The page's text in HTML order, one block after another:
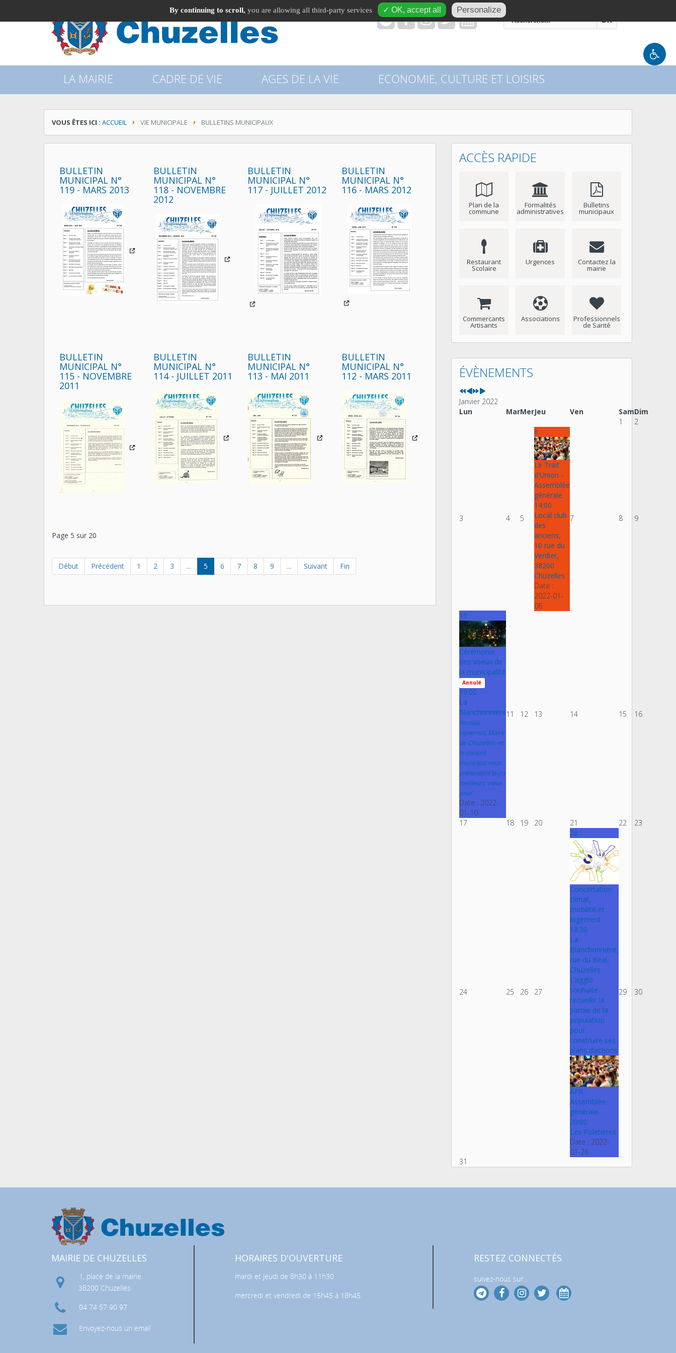
recherche
OK
LA MAIRIE CADRE DE VIE AGES DE LA VIE ECONOMIE, CULTURE ET LOISIRS
VOUS ÊTES ICI : ACCUEIL VIE MUNICIPALE BULLETINS MUNICIPAUX
BULLETIN
MUNICIPAL N°
119 - MARS 2013
BULLETIN
MUNICIPAL N°
118 - NOVEMBRE
2012
BULLETIN
MUNICIPAL N°
117 - JUILLET 2012
BULLETIN
MUNICIPAL N°
116 - MARS 2012
BULLETIN
MUNICIPAL N°
115 - NOVEMBRE
2011
BULLETIN
MUNICIPAL N°
114 - JUILLET 2011
BULLETIN
MUNICIPAL N°
113 - MAI 2011
BULLETIN
MUNICIPAL N°
112 - MARS 2011
Page 5 sur 20
Début Précédent 1 2 3 ... 5 6 7 8 9 ... Suivant Fin
ACCÈS RAPIDE
Plan de la
commune
Formalités
administratives
Bulletins
municipaux
Restaurant
Scolaire
Urgences Contactez la
mairie
Commercants
Artisants
Associations Professionnels
de Santé
ÉVÈNEMENTS
Année
précédente
Mois
précédent
Année
suivante
Mois
suivant
Janvier 2022
Lun
MarMerJeu Ven SamDim
1
2
3 4 5
6
Le Trait
d'Union -
Assemblée
générale
14:00
Local club
des
anciens,
10 rue du
Verdier,
38200
Chuzelles
Date :
2022-01-
06
7 8 9
10
Cérémonie
des voeux de
la municipalité
Annulé
19:00
La
Blanchonnière
Nicolas
Hyvernat, Maire
de Chuzelles, et
le conseil
municipal vous
présentent leurs
meilleurs vœux
pour
Date : 2022-
01-10
11 12 13 14 15 16
17 18 19 20 21 22 23
24 25 26 27
28
Concertation
climat,
mobilité et
logement
18:30
La
Blanchonnière,
rue du Béal,
Chuzelles
L’agglo
souhaite
recueillir la
parole de la
population
pour
construire ses
plans d’actions
AFR :
Assemblée
générale
20:00
Les Poletières
Date : 2022-
01-28
29 30
31
MAIRIE DE CHUZELLES
1, place de la mairie
38200 Chuzelles
04 74 57 90 97
Envoyez-nous un email
HORAIRES D'OUVERTURE
mardi et jeudi de 8h30 à 11h30
mercredi et vendredi de 15h45 à 18h45
RESTEZ CONNECTÉS
suivez-nous sur...
By continuing to scroll, you are allowing all third-party services ✓ OK, accept all Personalize